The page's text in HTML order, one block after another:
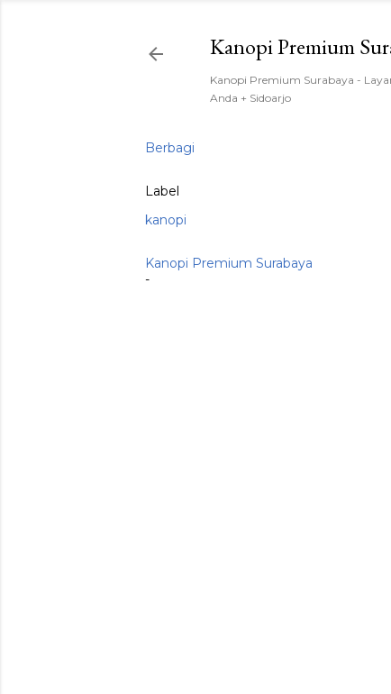
Kanopi Premium
Kanopi Premium Surabaya -
Anda + Sidoarjo
Berbagi
Label
kanopi
Kanopi Premium Surabaya
-